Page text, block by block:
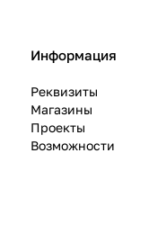
Информация
Реквизиты
Магазины
Проекты
Возможности